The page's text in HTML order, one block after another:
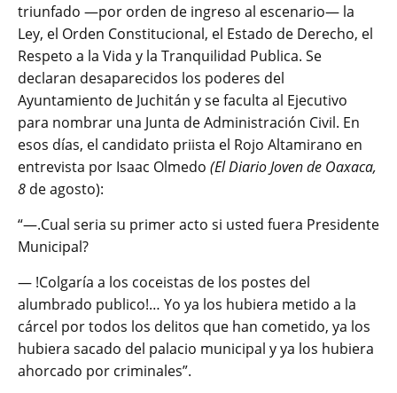
triunfado ―por orden de ingreso al escenario― la
Ley, el Orden Constitucional, el Estado de Derecho, el
Respeto a la Vida y la Tranquilidad Publica. Se
declaran desaparecidos los poderes del
Ayuntamiento de Juchitán y se faculta al Ejecutivo
para nombrar una Junta de Administración Civil. En
esos días, el candidato priista el Rojo Altamirano en
entrevista por Isaac Olmedo (El DiarioJoven de Oaxaca,
8 de agosto):
“―.Cual seria su primer acto si usted fuera Presidente
Municipal?
― !Colgaría a los coceistas de los postes del
alumbrado publico!… Yo ya los hubiera metido a la
cárcel por todos los delitos que han cometido, ya los
hubiera sacado del palacio municipal y ya los hubiera
ahorcado por criminales”.